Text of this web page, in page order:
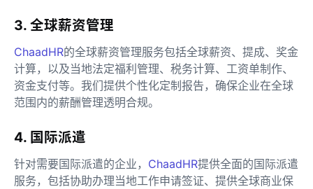
3. 全球薪资管理
ChaadHR的全球薪资管理服务包括全球薪资、提成、奖金
计算，以及当地法定福利管理、税务计算、工资单制作、
资金支付等。我们提供个性化定制报告，确保企业在全球
范围内的薪酬管理透明合规。
4. 国际派遣
针对需要国际派遣的企业， ChaadHR提供全面的国际派遣
服务，包括协助办理当地工作申请签证、提供全球商业保